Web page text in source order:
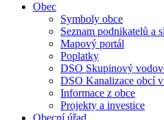
Obec
Symboly obce
Seznam podnikatelů a
Mapový portál
Poplatky
DSO Skupinový
DSO Kanalizace obcí
Informace z obce
Projekty a investice
Obecní úřad